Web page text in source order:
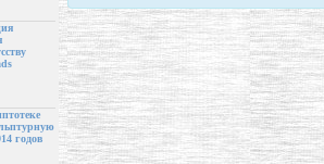
годов